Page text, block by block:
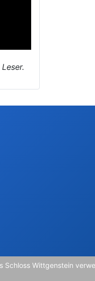
Schloss Wittgenstein